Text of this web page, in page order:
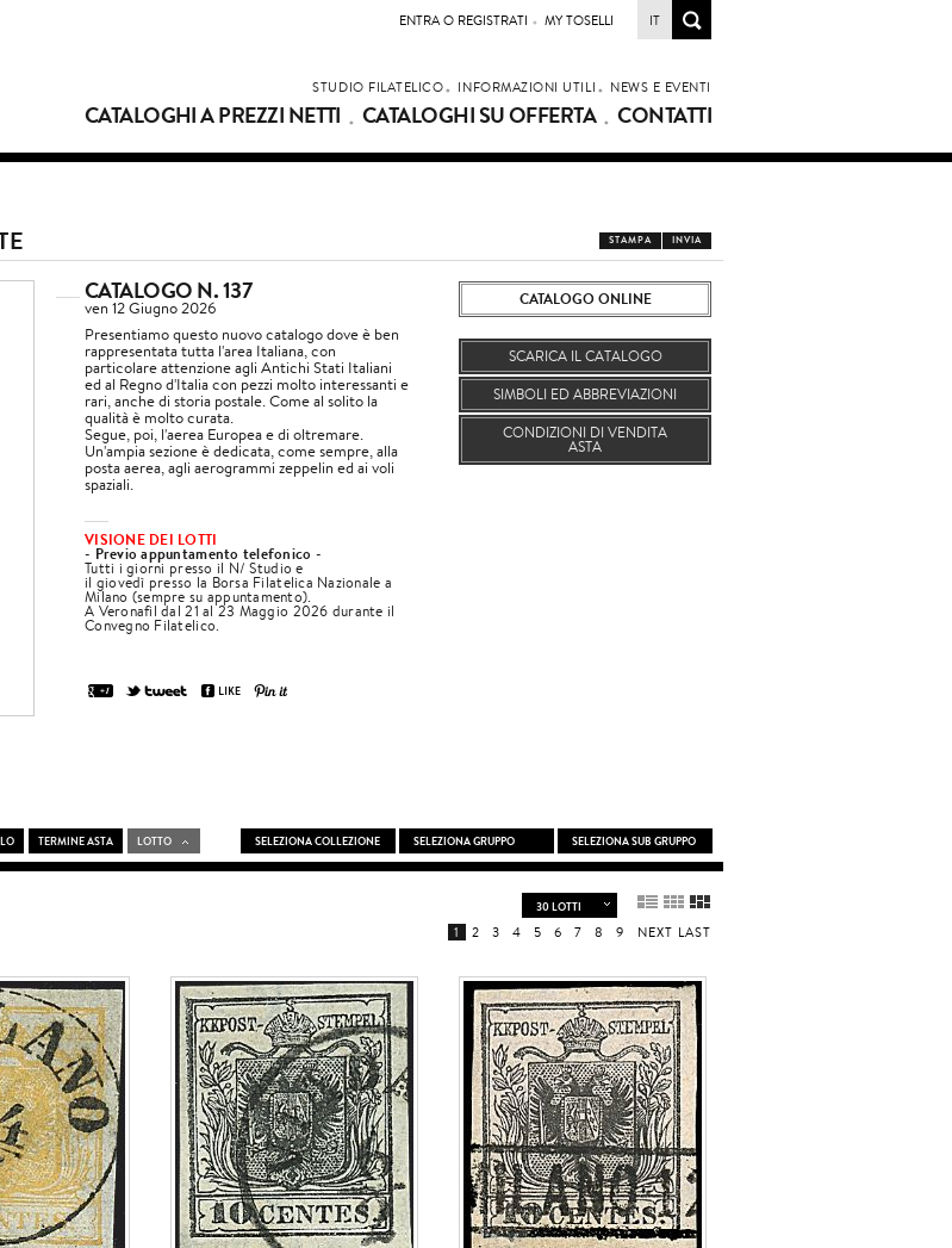
IT
ENTRA O REGISTRATI MY TOSELLI
NEWS E EVENTI
INFORMAZIONI UTILI
STUDIO FILATELICO
CATALOGHI A PREZZI NETTI CATALOGHI SU OFFERTA CONTATTI
INVIA
STAMPA
CATALOGO N. 137
ven 12 Giugno 2026
Presentiamo questo nuovo catalogo dove è ben
rappresentata tutta l'area Italiana, con
particolare attenzione agli Antichi Stati Italiani
ed al Regno d'Italia con pezzi molto interessanti e
rari, anche di storia postale. Come al solito la
qualità è molto curata.
Segue, poi, l'aerea Europea e di oltremare.
Un'ampia sezione è dedicata, come sempre, alla
posta aerea, agli aerogrammi zeppelin ed ai voli
spaziali.
VISIONE DEI LOTTI
- Previo appuntamento telefonico -
Tutti i giorni presso il N/ Studio e
il giovedì presso la Borsa Filatelica Nazionale a
Milano (sempre su appuntamento).
A Veronafil dal 21 al 23 Maggio 2026 durante il
Convegno Filatelico.
CATALOGO ONLINE
SCARICA IL CATALOGO
SIMBOLI ED ABBREVIAZIONI
CONDIZIONI DI VENDITA
ASTA
LOTTO
TERMINE ASTA
1 2 3 4 5 6 7 8 9 NEXT LAST